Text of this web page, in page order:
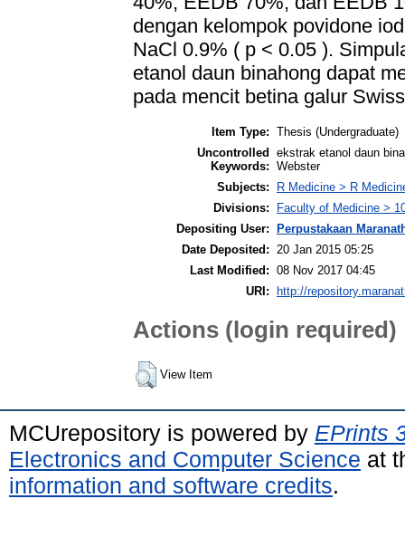
dengan kelompok povidone
NaCl 0.9% ( p < 0.05 ).
etanol daun binahong dapat
pada mencit betina galur
Item Type: Thesis (Undergraduate)
Uncontrolled
Keywords:
ekstrak etanol daun
Webster
Subjects:
R Medicine > R
Divisions:
Faculty of Medicine >
Depositing User:
Perpustakaan
Date Deposited:
20 Jan 2015 05:25
Last Modified: 08 Nov 2017 04:45
URI:
http://
Actions (login required)
View Item
MCUrepository is powered by EPrints
Electronics and Computer Science at
information and software credits.